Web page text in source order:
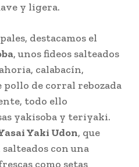
y ligera.
destacamos el
, unos fideos salteados
calabacín,
pollo de corral rebozada
todo ello
yakisoba y teriyaki.
Yaki Udon, que
con una
como setas